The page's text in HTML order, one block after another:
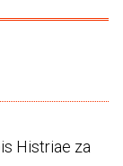
Histriae za